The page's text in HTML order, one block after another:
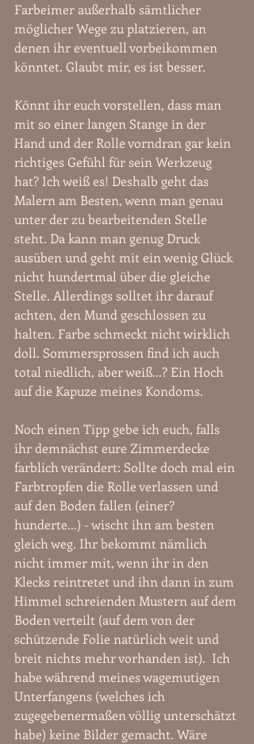
Farbeimer außerhalb sämtlicher
möglicher Wege zu platzieren, an
denen ihr eventuell vorbeikommen
könntet. Glaubt mir, es ist besser.
Könnt ihr euch vorstellen, dass man
mit so einer langen Stange in der
Hand und der Rolle vorndran gar kein
richtiges Gefühl für sein Werkzeug
hat? Ich weiß es! Deshalb geht das
Malern am Besten, wenn man genau
unter der zu bearbeitenden Stelle
steht. Da kann man genug Druck
ausüben und geht mit ein wenig Glück
nicht hundertmal über die gleiche
Stelle. Allerdings solltet ihr darauf
achten, den Mund geschlossen zu
halten. Farbe schmeckt nicht wirklich
doll. Sommersprossen find ich auch
total niedlich, aber weiß...? Ein Hoch
auf die Kapuze meines Kondoms.
Noch einen Tipp gebe ich euch, falls
ihr demnächst eure Zimmerdecke
farblich verändert: Sollte doch mal ein
Farbtropfen die Rolle verlassen und
auf den Boden fallen (einer?
hunderte...) - wischt ihn am besten
gleich weg. Ihr bekommt nämlich
nicht immer mit, wenn ihr in den
Klecks reintretet und ihn dann in zum
Himmel schreienden Mustern auf dem
Boden verteilt (auf dem von der
schützende Folie natürlich weit und
breit nichts mehr vorhanden ist).  Ich
habe während meines wagemutigen
Unterfangens (welches ich
zugegebenermaßen völlig unterschätzt
habe) keine Bilder gemacht. Wäre